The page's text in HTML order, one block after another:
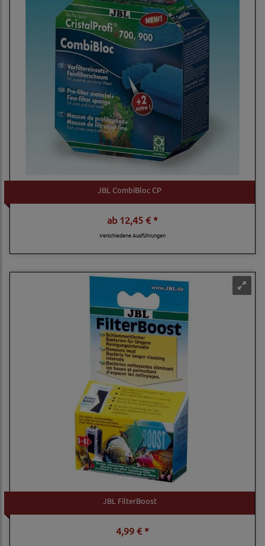
JBL CombiBloc CP
ab12,45 € *
Verschiedene Ausführungen
JBL FilterBoost
4,99 € *